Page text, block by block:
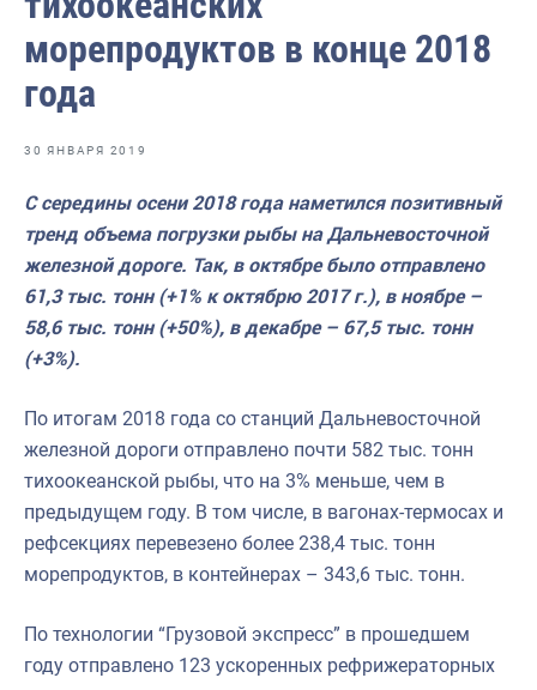
Отраслевые СМИ
Выставки и конференции
Научно-практическая литература
Рыбоохрана России
Отрасль в цифрах
Инфографика
Большая африканская экспедиция
Укрепление духовно-нравственных ценностей
морепродуктов в конце 2018
года
30 ЯНВАРЯ 2019
С середины осени 2018 года наметился позитивный
тренд объема погрузки рыбы на Дальневосточной
железной дороге. Так, в октябре было отправлено
61,3 тыс. тонн (+1% к октябрю 2017 г.), в ноябре –
58,6 тыс. тонн (+50%), в декабре – 67,5 тыс. тонн
(+3%).
По итогам 2018 года со станций Дальневосточной
железной дороги отправлено почти 582 тыс. тонн
тихоокеанской рыбы, что на 3% меньше, чем в
предыдущем году. В том числе, в вагонах-термосах и
рефсекциях перевезено более 238,4 тыс. тонн
морепродуктов, в контейнерах – 343,6 тыс. тонн.
По технологии “Грузовой экспресс” в прошедшем
году отправлено 123 ускоренных рефрижераторных